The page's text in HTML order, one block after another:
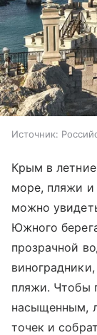
Источник:
Крым в
море, пляжи и
можно
Южного
прозрачной
пляжи. Чтобы
насыщенным,
точек и